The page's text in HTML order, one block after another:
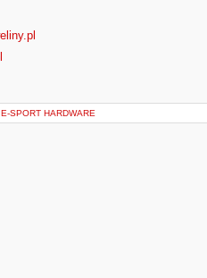
SPORT HARDWARE